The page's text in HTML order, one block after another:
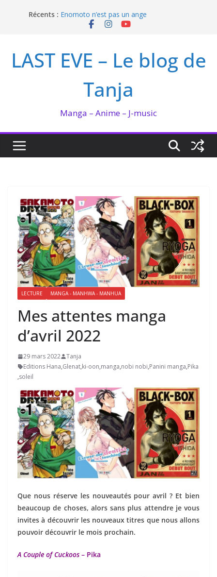
Récents : Enomoto n’est pas un ange
QUEEN BEE enflamme le Bataclan
LAST EVE – Le blog de
Tanja
Manga – Anime – J-music
LECTURE MANGA - MANHWA - MANHUA
Mes attentes manga
d’avril 2022
29 mars 2022
Tanja
Editions Hana,Glenat,ki-oon,manga,nobi nobi,Panini manga,Pika
,soleil
Que nous réserve les nouveautés pour avril ? Et bien
beaucoup de choses, alors sans plus attendre je vous
invites à découvrir les nouveaux titres que nous allons
pouvoir découvrir le mois prochain.
A Couple of Cuckoos – Pika